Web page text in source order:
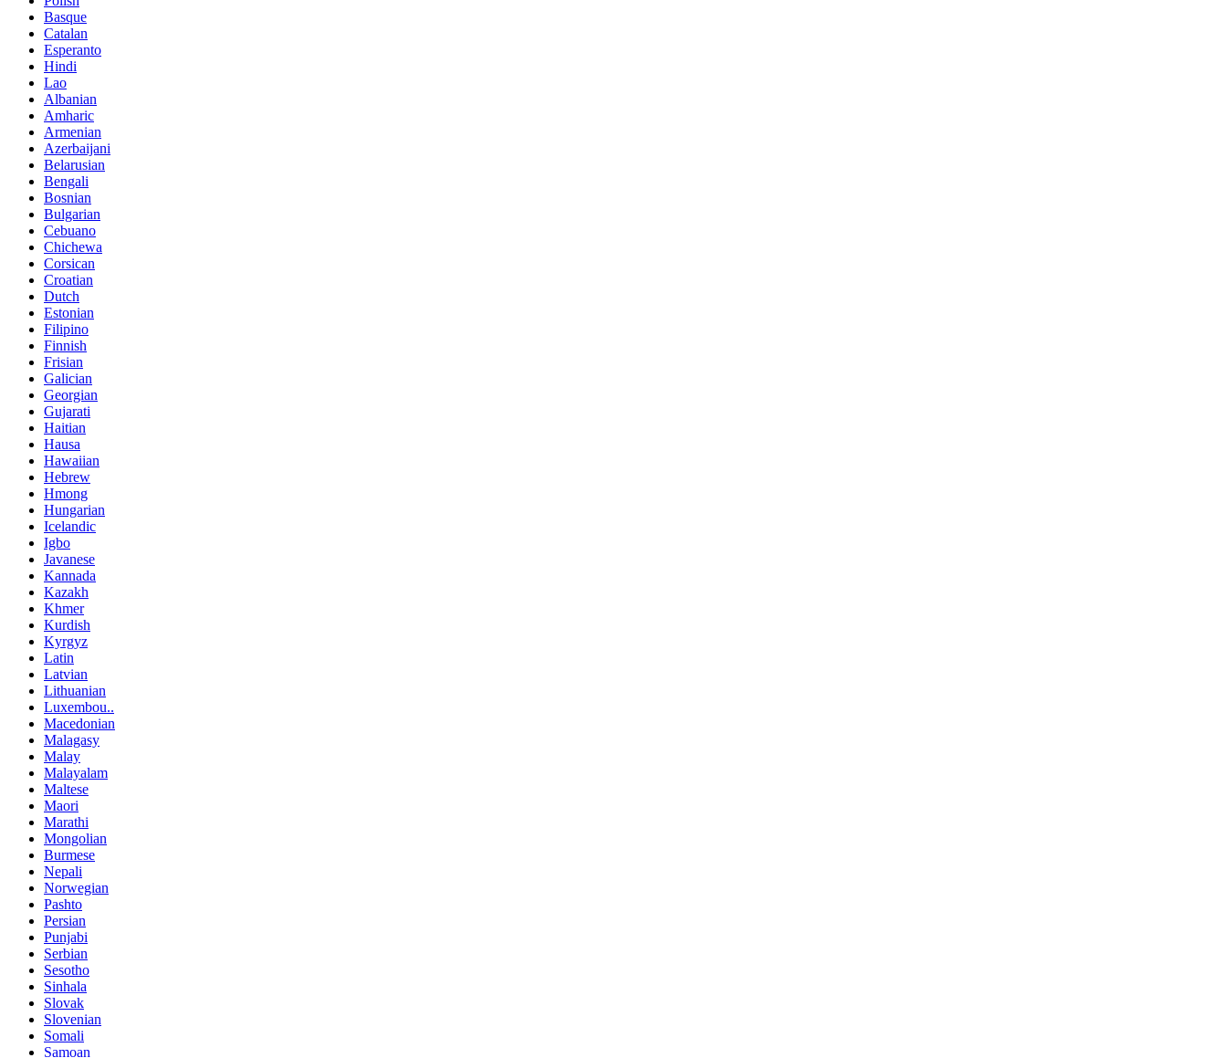
Basque
Catalan
Esperanto
Hindi
Lao
Albanian
Amharic
Armenian
Azerbaijani
Belarusian
Bengali
Bosnian
Bulgarian
Cebuano
Chichewa
Corsican
Croatian
Dutch
Estonian
Filipino
Finnish
Frisian
Galician
Georgian
Gujarati
Haitian
Hausa
Hawaiian
Hebrew
Hmong
Hungarian
Icelandic
Igbo
Javanese
Kannada
Kazakh
Khmer
Kurdish
Kyrgyz
Latin
Latvian
Lithuanian
Luxembou..
Macedonian
Malagasy
Malay
Malayalam
Maltese
Maori
Marathi
Mongolian
Burmese
Nepali
Norwegian
Pashto
Persian
Punjabi
Serbian
Sesotho
Sinhala
Slovak
Slovenian
Somali
Samoan